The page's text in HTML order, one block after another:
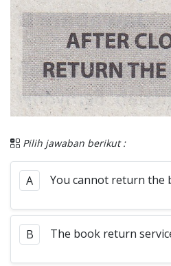
Pilih jawaban berikut :
A You cannot return the
B The book return